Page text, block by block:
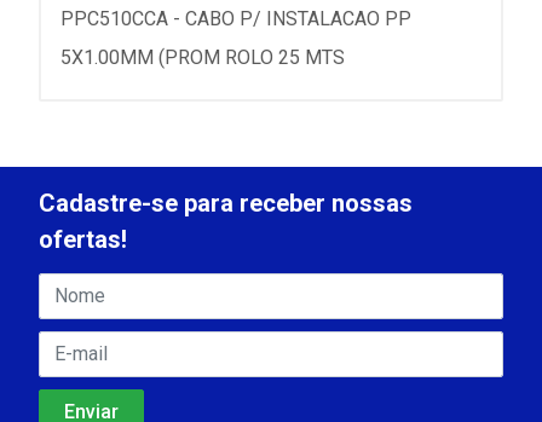
PPC510CCA - CABO P/ INSTALACAO PP
5X1.00MM (PROM ROLO 25 MTS
Cadastre-se para receber nossas
ofertas!